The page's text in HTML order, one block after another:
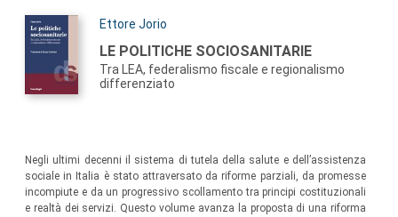
Autori:
Ettore Jorio
Titolo:
LE POLITICHE SOCIOSANITARIE
Tra LEA, federalismo fiscale e regionalismo
differenziato
Negli ultimi decenni il sistema di tutela della salute e dell’assistenza
sociale in Italia è stato attraversato da riforme parziali, da promesse
incompiute e da un progressivo scollamento tra principi costituzionali
e realtà dei servizi. Questo volume avanza la proposta di una riforma